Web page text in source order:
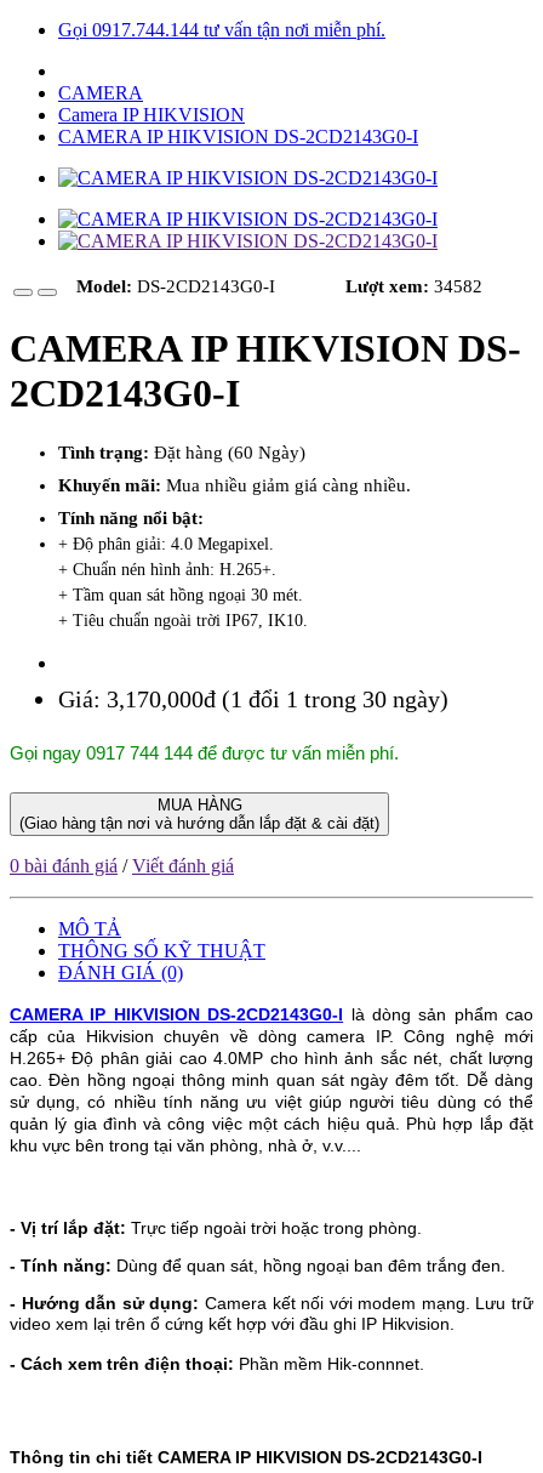
Gọi 0917.744.144 tư vấn tận nơi miễn phí.
CAMERA
Camera IP HIKVISION
CAMERA IP HIKVISION DS-2CD2143G0-I
Model: DS-2CD2143G0-I Lượt xem: 34582
CAMERA IP HIKVISION DS-
2CD2143G0-I
Tình trạng: Đặt hàng (60 Ngày)
Khuyến mãi: Mua nhiều giảm giá càng nhiều.
Tính năng nổi bật:
+ Độ phân giải: 4.0 Megapixel.
+ Chuẩn nén hình ảnh: H.265+.
+ Tầm quan sát hồng ngoại 30 mét.
+ Tiêu chuẩn ngoài trời IP67, IK10.
Giá: 3,170,000đ (1 đổi 1 trong 30 ngày)
Gọi ngay 0917 744 144 để được tư vấn miễn phí.
MUA HÀNG
(Giao hàng tận nơi và hướng dẫn lắp đặt & cài đặt)
0 bài đánh giá /Viết đánh giá
MÔ TẢ
THÔNG SỐ KỸ THUẬT
ĐÁNH GIÁ (0)
CAMERA IP HIKVISION DS-2CD2143G0-I là dòng sản phẩm cao
cấp của Hikvision chuyên về dòng camera IP. Công nghệ mới
H.265+ Độ phân giải cao 4.0MP cho hình ảnh sắc nét, chất lượng
cao. Đèn hồng ngoại thông minh quan sát ngày đêm tốt. Dễ dàng
sử dụng, có nhiều tính năng ưu việt giúp người tiêu dùng có thể
quản lý gia đình và công việc một cách hiệu quả. Phù hợp lắp đặt
khu vực bên trong tại văn phòng, nhà ở, v.v....
- Vị trí lắp đặt: Trực tiếp ngoài trời hoặc trong phòng.
- Tính năng: Dùng để quan sát, hồng ngoại ban đêm trắng đen.
- Hướng dẫn sử dụng: Camera kết nối với modem mạng. Lưu trữ
video xem lại trên ổ cứng kết hợp với đầu ghi IP Hikvision.
- Cách xem trên điện thoại: Phần mềm Hik-connnet.
Thông tin chi tiết CAMERA IP HIKVISION DS-2CD2143G0-I